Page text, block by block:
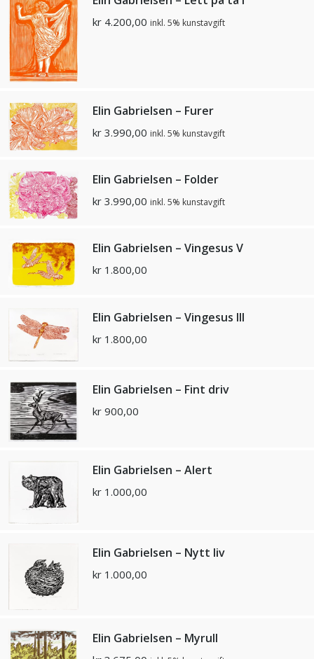
kr 4.200,00 inkl. 5% kunstavgift
Elin Gabrielsen – Furer
kr 3.990,00 inkl. 5% kunstavgift
Elin Gabrielsen – Folder
kr 3.990,00 inkl. 5% kunstavgift
Elin Gabrielsen – Vingesus V
kr 1.800,00
Elin Gabrielsen – Vingesus III
kr 1.800,00
Elin Gabrielsen – Fint driv
kr 900,00
Elin Gabrielsen – Alert
kr 1.000,00
Elin Gabrielsen – Nytt liv
kr 1.000,00
Elin Gabrielsen – Myrull